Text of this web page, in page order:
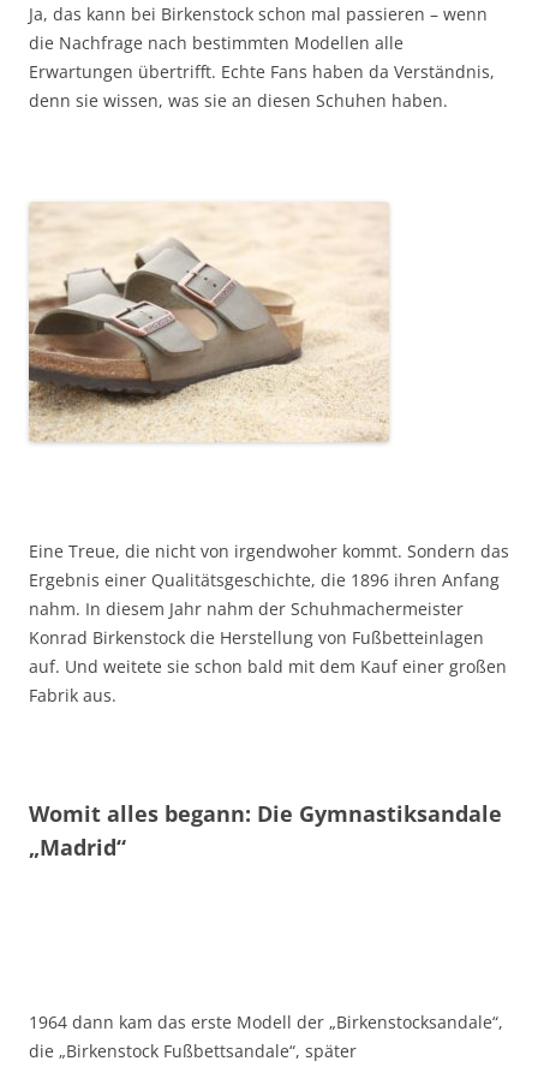
Ja, das kann bei Birkenstock schon mal passieren – wenn
die Nachfrage nach bestimmten Modellen alle
Erwartungen übertrifft. Echte Fans haben da Verständnis,
denn sie wissen, was sie an diesen Schuhen haben.
Eine Treue, die nicht von irgendwoher kommt. Sondern das
Ergebnis einer Qualitätsgeschichte, die 1896 ihren Anfang
nahm. In diesem Jahr nahm der Schuhmachermeister
Konrad Birkenstock die Herstellung von Fußbetteinlagen
auf. Und weitete sie schon bald mit dem Kauf einer großen
Fabrik aus.
Womit alles begann: Die Gymnastiksandale
„Madrid“
1964 dann kam das erste Modell der „Birkenstocksandale“,
die „Birkenstock Fußbettsandale“, später